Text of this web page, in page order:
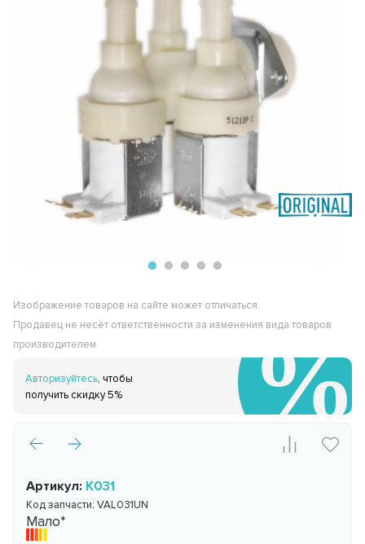
Изображение товаров на сайте может отличаться.
Продавец не несёт ответственности за изменения вида товаров
производителем.
Авторизуйтесь, чтобы
получить скидку 5%
Артикул: К031
Код запчасти:VAL031UN
Мало*